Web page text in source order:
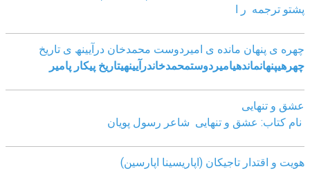
پشتو ترجمه ر ا
چھره ی پنھان مانده ی امیردوست محمدخان درآیینھ ی تاریخ
چھرهیپنھانماندهیامیردوستمحمدخاندرآیینھیتاریخ پیکار پامیر
عشق و تنهایی
نام کتاب: عشق و تنهایی شاعر رسول پویان
هویت و اقتدار تاجیکان (اپاریسینا اپارسین)